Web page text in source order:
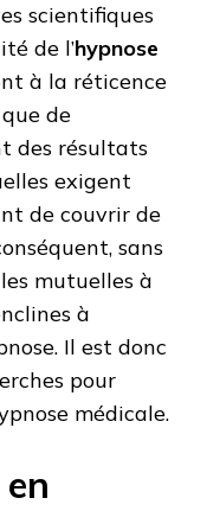
scientifiques
de l’hypnose
à la réticence
de
des résultats
exigent
de couvrir de
sans
mutuelles à
à
Il est donc
pour
médicale.